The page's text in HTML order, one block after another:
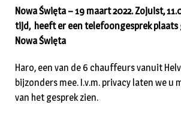
Nowa Święta – 19 maart 2022. Zojuist,
tijd, heeft er een telefoongesprek plaats
Nowa Święta
Haro, een van de 6 chauffeurs vanuit
bijzonders mee. I.v.m. privacy laten we u
van het gesprek zien.